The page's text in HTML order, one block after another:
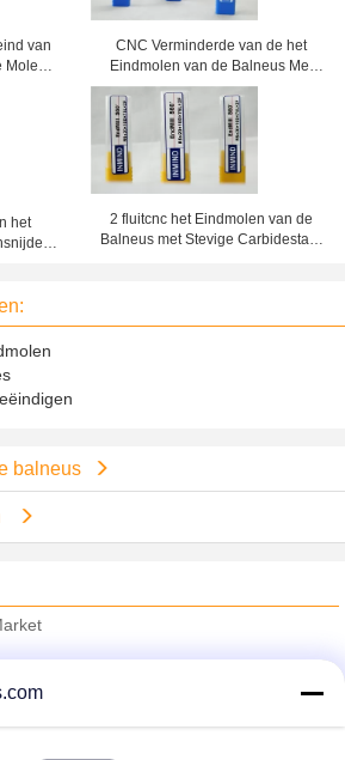
van
Molen
CNC Verminderde van de het
Eindmolen van de Balneus Met
een laag bedekte het Carbide
Scherpe Hulpmiddelen TiAlN voor
Koper
het
2 fluitcnc het Eindmolen van de
Balneus met Stevige Carbidestaaf
balneus
Suplier